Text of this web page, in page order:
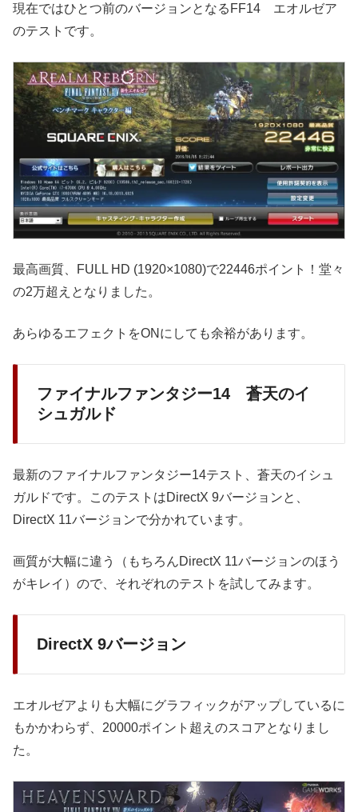
現在ではひとつ前のバージョンとなるFF14 エオルゼア
のテストです。
最高画質、FULL HD (1920×1080)で22446ポイント！堂々
の2万超えとなりました。
あらゆるエフェクトをONにしても余裕があります。
ファイナルファンタジー14 蒼天のイ
シュガルド
最新のファイナルファンタジー14テスト、蒼天のイシュ
ガルドです。このテストはDirectX 9バージョンと、
DirectX 11バージョンで分かれています。
画質が大幅に違う（もちろんDirectX 11バージョンのほう
がキレイ）ので、それぞれのテストを試してみます。
DirectX 9バージョン
エオルゼアよりも大幅にグラフィックがアップしているに
もかかわらず、20000ポイント超えのスコアとなりまし
た。